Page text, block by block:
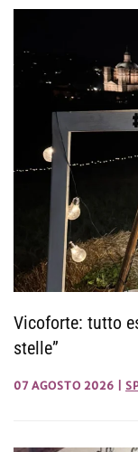
Vicoforte: tutto
stelle”
07 AGOSTO 2026